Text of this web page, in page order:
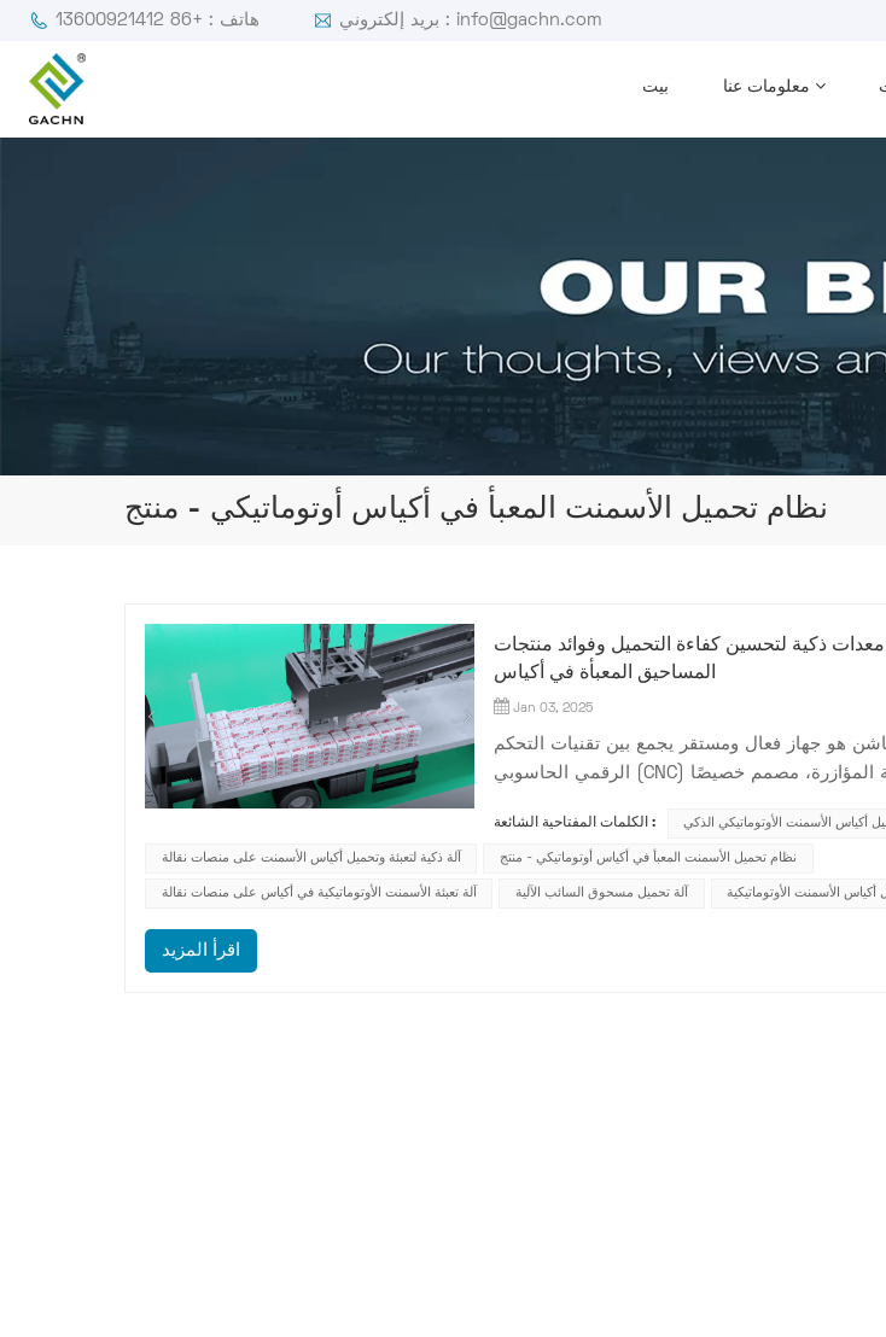
هاتف : +86 13600921412 بريد إلكتروني : info@gachn.com
بيت معلومات عنا
نظام تحميل الأسمنت المعبأ في أكياس أوتوماتيكي - منتج
ذكية لتحسين كفاءة التحميل وفوائد منتجات
المساحيق المعبأة في أكياس
Jan 03, 2025
هو جهاز فعال ومستقر يجمع بين تقنيات التحكم
الرقمي الحاسوبي (CNC) والميكاترونيك وتقنية المؤازرة، مصمم خصيصًا
الصناعية الحديثة، ويلعب دورًا هامًا في مجال تحميل
أكياس منتجات المساحيق. لا...
الكلمات المفتاحية الشائعة : أكياس الأسمنت الأوتوماتيكي الذكي
آلة ذكية لتعبئة وتحميل أكياس الأسمنت على منصات نقالة نظام تحميل الأسمنت المعبأ في أكياس أوتوماتيكي - منتج
آلة تعبئة الأسمنت الأوتوماتيكية في أكياس على منصات نقالة آلة تحميل مسحوق السائب الآلية أكياس الأسمنت الأوتوماتيكية
اقرأ المزيد